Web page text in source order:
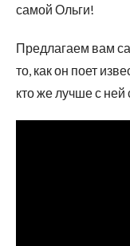
самой Ольги!
Предлагаем вам
то, как он поет
кто же лучше с ней